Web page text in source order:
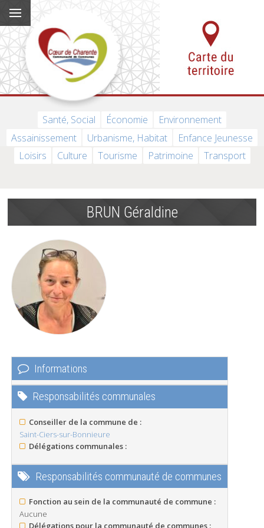
Santé, Social Économie
Environnement
Assainissement
Urbanisme, Habitat
Enfance Jeunesse
Loisirs
Culture Tourisme Patrimoine Transport
BRUN Géraldine
Informations
Responsabilités communales
Conseiller de la commune de :
Saint-Ciers-sur-Bonnieure
Délégations communales :
Responsabilités communauté de communes
Fonction au sein de la communauté de commune :
Aucune
Délégations pour la communauté de communes :